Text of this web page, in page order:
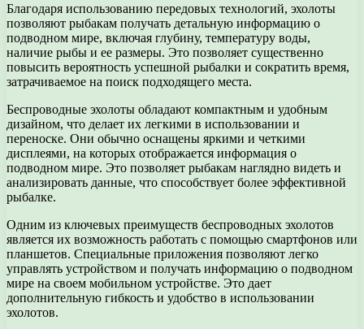
Благодаря использованию передовых технологий, эхолоты
позволяют рыбакам получать детальную информацию о
подводном мире, включая глубину, температуру воды,
наличие рыбы и ее размеры. Это позволяет существенно
повысить вероятность успешной рыбалки и сократить время,
затрачиваемое на поиск подходящего места.
Беспроводные эхолоты обладают компактным и удобным
дизайном, что делает их легкими в использовании и
переноске. Они обычно оснащены яркими и четкими
дисплеями, на которых отображается информация о
подводном мире. Это позволяет рыбакам наглядно видеть и
анализировать данные, что способствует более эффективной
рыбалке.
Одним из ключевых преимуществ беспроводных эхолотов
является их возможность работать с помощью смартфонов или
планшетов. Специальные приложения позволяют легко
управлять устройством и получать информацию о подводном
мире на своем мобильном устройстве. Это дает
дополнительную гибкость и удобство в использовании
эхолотов.